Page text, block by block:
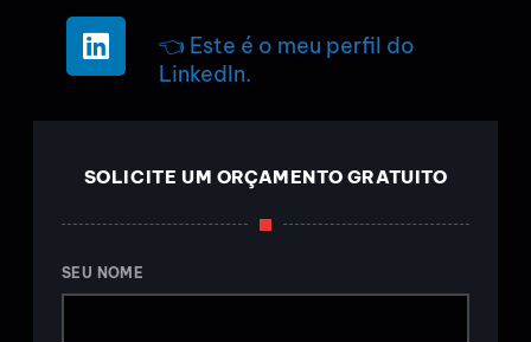
👈 Este é o meu perfil do
LinkedIn.
SOLICITE UM ORÇAMENTO GRATUITO
SEU NOME